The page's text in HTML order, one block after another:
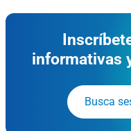
informativas
Busca